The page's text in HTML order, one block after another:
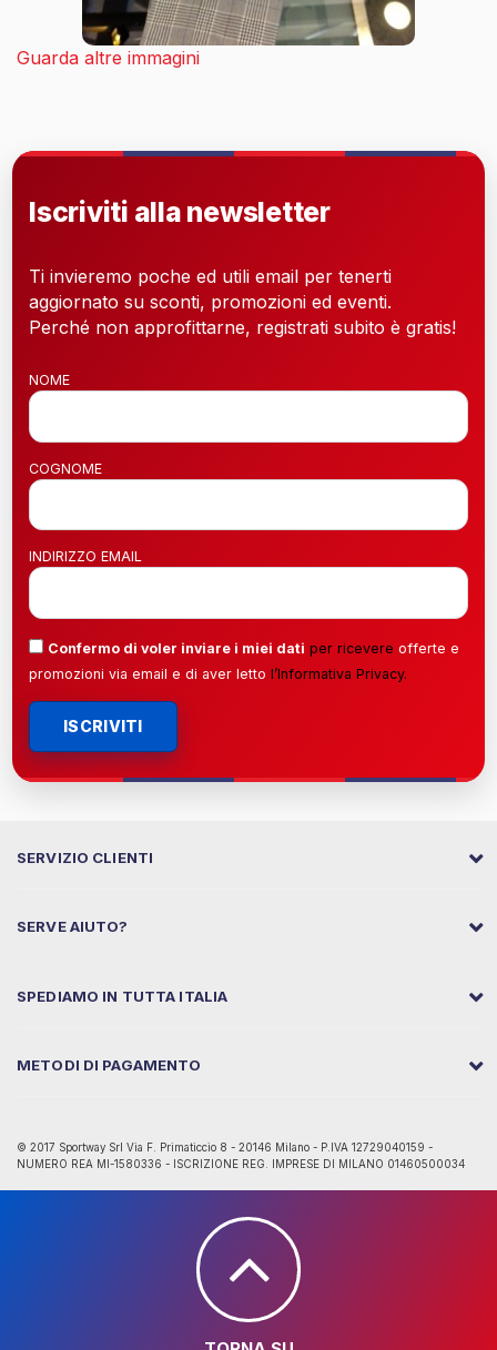
Guarda altre immagini
Iscriviti alla newsletter
Ti invieremo poche ed utili email per tenerti
aggiornato su sconti, promozioni ed eventi.
Perché non approfittarne, registrati subito è gratis!
NOME
COGNOME
INDIRIZZO EMAIL
Confermo di voler inviare i miei dati per ricevere offerte e
promozioni via email e di aver letto l’Informativa Privacy.
ISCRIVITI
SERVIZIO CLIENTI
SERVE AIUTO?
SPEDIAMO IN TUTTA ITALIA
METODI DI PAGAMENTO
© 2017 Sportway Srl Via F. Primaticcio 8 - 20146 Milano - P.IVA 12729040159 -
NUMERO REA MI-1580336 - ISCRIZIONE REG. IMPRESE DI MILANO 01460500034